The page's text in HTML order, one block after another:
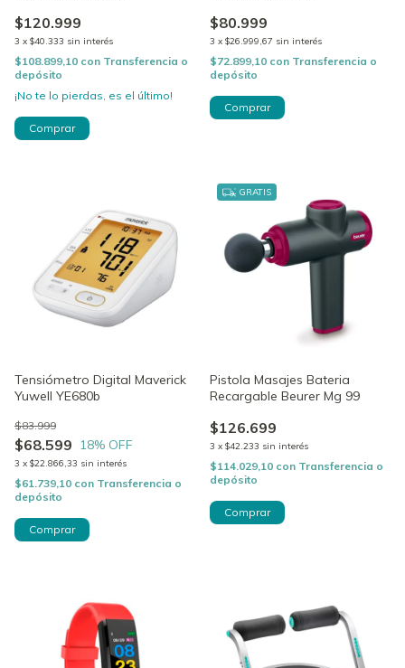
$120.999
3 x $40.333 sin interés
$108.899,10 con Transferencia o
depósito
¡No te lo pierdas, es el último!
$80.999
3 x $26.999,67 sin interés
$72.899,10 con Transferencia o
depósito
Tensiómetro Digital Maverick
Yuwell YE680b
$68.599
$83.999
18% OFF
3 x $22.866,33 sin interés
$61.739,10 con Transferencia o
depósito
GRATIS
Pistola Masajes Bateria
Recargable Beurer Mg 99
$126.699
3 x $42.233 sin interés
$114.029,10 con Transferencia o
depósito
Comprar